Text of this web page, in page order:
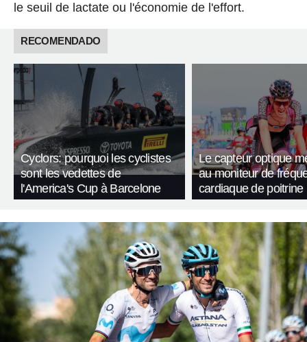
le seuil de lactate ou l'économie de l'effort.
RECOMENDADO
Cyclors: pourquoi les cyclistes
sont les vedettes de
l'America's Cup à Barcelone
Le capteur optique
au moniteur de
cardiaque de poitrine